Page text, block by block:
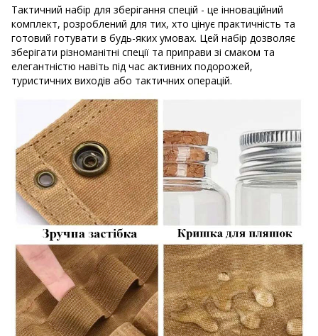
Тактичний набір для зберігання спецій - це інноваційний
комплект, розроблений для тих, хто цінує практичність та
готовий готувати в будь-яких умовах. Цей набір дозволяє
зберігати різноманітні спеції та приправи зі смаком та
елегантністю навіть під час активних подорожей,
туристичних виходів або тактичних операцій.